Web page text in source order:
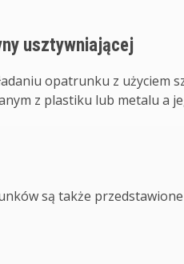
usztywniającej
opatrunku z użyciem
z plastiku lub metalu a
są także